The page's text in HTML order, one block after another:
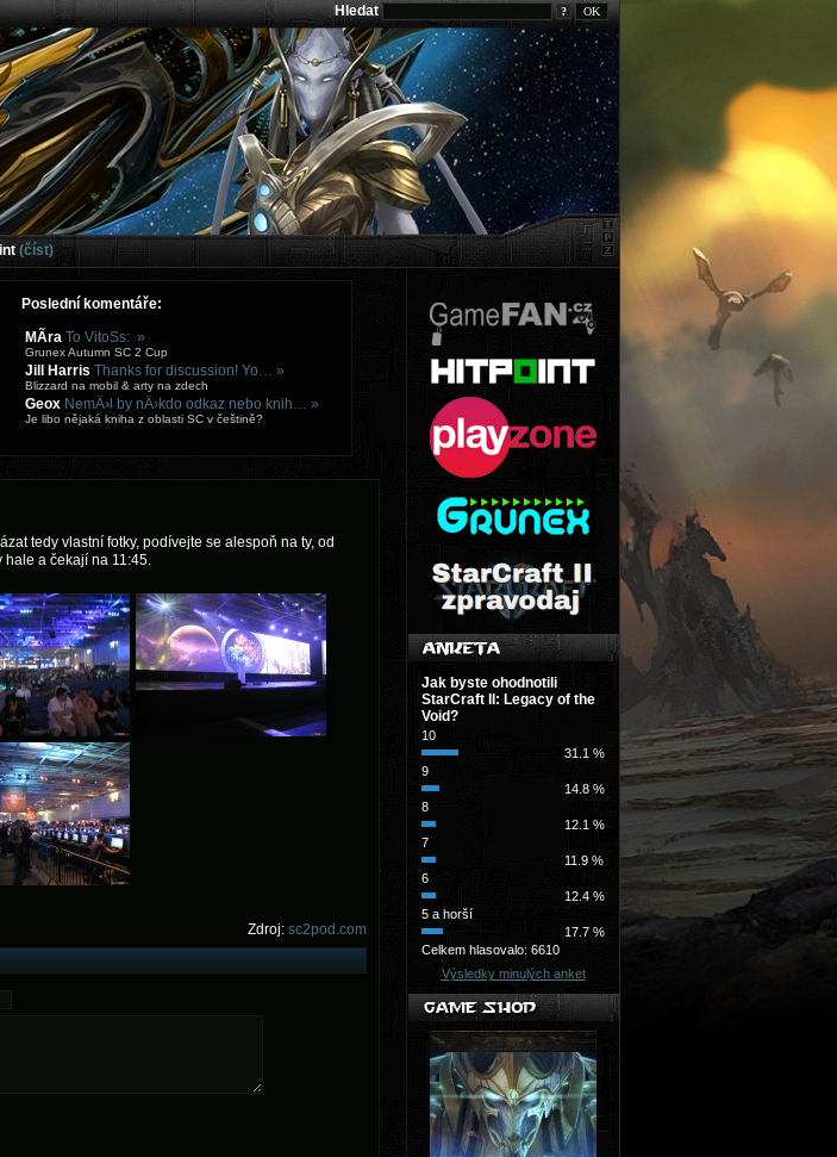
Hledat ?
(číst)
Poslední komentáře:
MÃ­ra To VitoSs: »
Grunex Autumn SC 2 Cup
Jill Harris Thanks for discussion! Yo… »
Blizzard na mobil & arty na zdech
Geox NemÄ›l by nÄ›kdo odkaz nebo knih… »
Je libo nějaká kniha z oblasti SC v češtině?
tedy vlastní fotky, podívejte se alespoň na ty, od
hale a čekají na 11:45.
Zdroj: sc2pod.com
Jak byste ohodnotili
StarCraft II: Legacy of the
Void?
10
31.1 %
9
14.8 %
8
12.1 %
7
11.9 %
6
12.4 %
5 a horší
17.7 %
Celkem hlasovalo: 6610
Výsledky minulých anket